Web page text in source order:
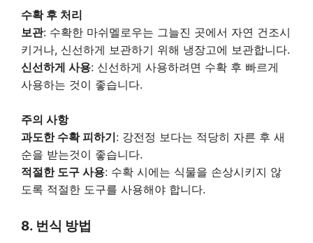
수확 후 처리
보관: 수확한 마쉬멜로우는 그늘진 곳에서 자연 건조시
키거나, 신선하게 보관하기 위해 냉장고에 보관합니다.
신선하게 사용: 신선하게 사용하려면 수확 후 빠르게
사용하는 것이 좋습니다.
주의 사항
과도한 수확 피하기: 강전정 보다는 적당히 자른 후 새
순을 받는것이 좋습니다.
적절한 도구 사용: 수확 시에는 식물을 손상시키지 않
도록 적절한 도구를 사용해야 합니다.
8. 번식 방법